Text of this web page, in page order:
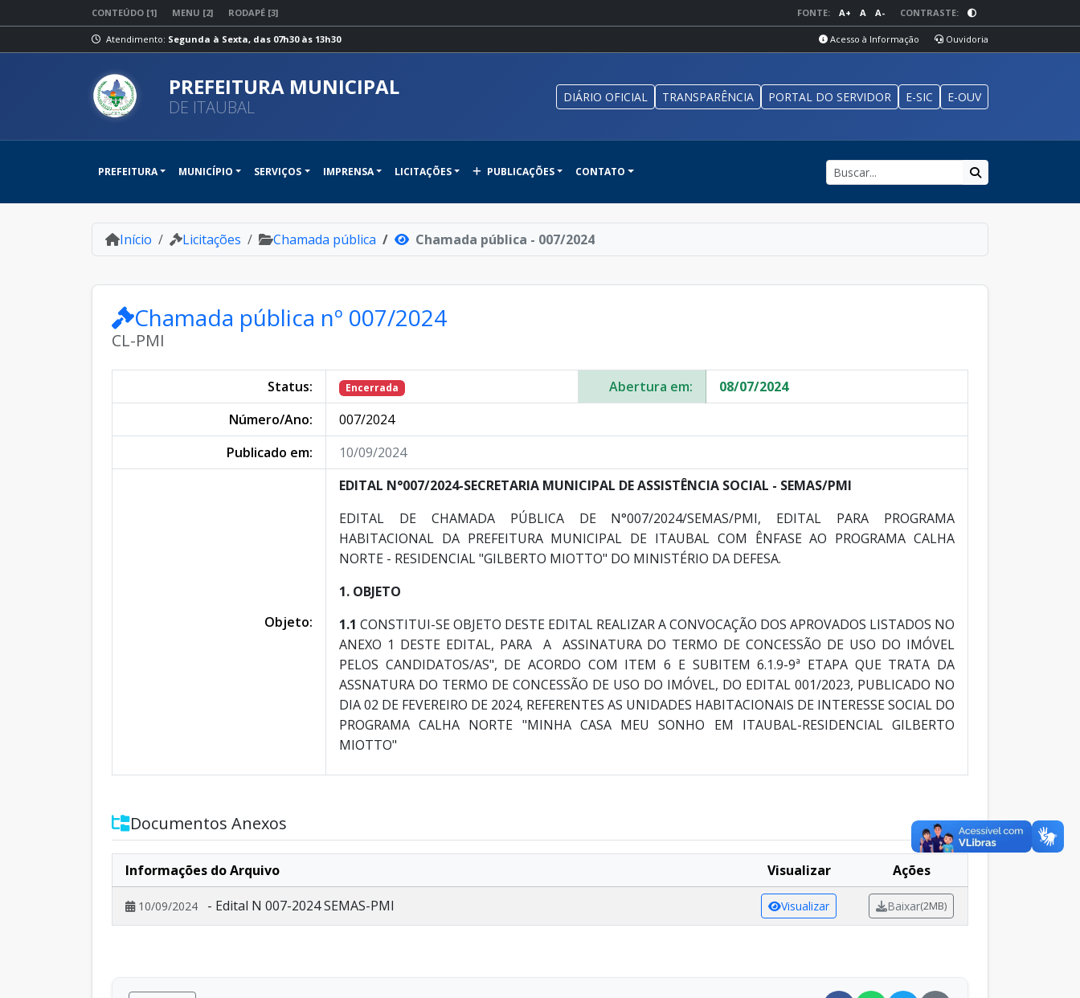
CONTEÚDO [1] MENU [2] RODAPÉ [3] FONTE: A+ A A- CONTRASTE:
Atendimento: Segunda à Sexta, das 07h30 às 13h30 Acesso à Informação Ouvidoria
PREFEITURA MUNICIPAL
DE ITAUBAL DIÁRIO OFICIAL TRANSPARÊNCIA PORTAL DO SERVIDOR E-SIC E-OUV
PREFEITURA MUNICÍPIO SERVIÇOS IMPRENSA LICITAÇÕES PUBLICAÇÕES CONTATO
Início Licitações Chamada pública Chamada pública - 007/2024
Chamada pública nº 007/2024
CL-PMI
Status: Encerrada Abertura em:
08/07/2024
Número/Ano:
007/2024
Publicado em:
10/09/2024
Objeto:
EDITAL N°007/2024-SECRETARIA MUNICIPAL DE ASSISTÊNCIA SOCIAL - SEMAS/PMI
EDITAL DE CHAMADA PÚBLICA DE N°007/2024/SEMAS/PMI, EDITAL PARA PROGRAMA
HABITACIONAL DA PREFEITURA MUNICIPAL DE ITAUBAL COM ÊNFASE AO PROGRAMA CALHA
NORTE - RESIDENCIAL "GILBERTO MIOTTO" DO MINISTÉRIO DA DEFESA.
1. OBJETO
1.1 CONSTITUI-SE OBJETO DESTE EDITAL REALIZAR A CONVOCAÇÃO DOS APROVADOS LISTADOS NO
ANEXO 1 DESTE EDITAL, PARA A ASSINATURA DO TERMO DE CONCESSÃO DE USO DO IMÓVEL
PELOS CANDIDATOS/AS", DE ACORDO COM ITEM 6 E SUBITEM 6.1.9-9ª ETAPA QUE TRATA DA
ASSNATURA DO TERMO DE CONCESSÃO DE USO DO IMÓVEL, DO EDITAL 001/2023, PUBLICADO NO
DIA 02 DE FEVEREIRO DE 2024, REFERENTES AS UNIDADES HABITACIONAIS DE INTERESSE SOCIAL DO
PROGRAMA CALHA NORTE "MINHA CASA MEU SONHO EM ITAUBAL-RESIDENCIAL GILBERTO
MIOTTO"
Documentos Anexos
Informações do Arquivo Visualizar Ações
10/09/2024 - Edital N 007-2024 SEMAS-PMI Visualizar Baixar(2MB)